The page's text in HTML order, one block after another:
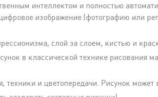
интеллектом и полностью
изображение (фотографию или
слой за слоем, кистью и
в классической технике рисования
техники и цветопередачи. Рисунок